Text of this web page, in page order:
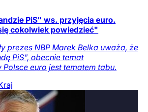
PiS" ws. przyjęcia euro.
cokolwiek powiedzieć"
prezes NBP Marek Belka uważa, że
PiS", obecnie temat
euro jest tematem tabu.